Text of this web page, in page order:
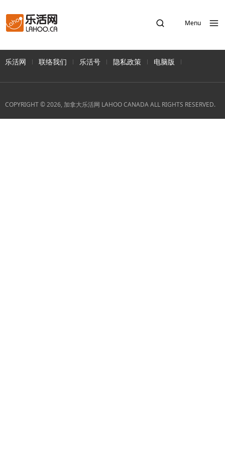
Menu
乐活网 联络我们 乐活号 隐私政策 电脑版
COPYRIGHT © 2026, 加拿大乐活网 LAHOO CANADA ALL RIGHTS RESERVED.